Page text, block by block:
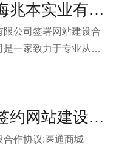
上多家中资、外资银
、会计师事务所、律
期战略合作关系；作
桥梁，为客户甄选出
优天建站正式与上海兆本实业有限公司签署网站建设合作协议
公司签署网站建设合
一家致力于专业从事
已成为华东地区健身
设备、模拟高尔夫及本公司与医通商城签约网站建设合作协议
合作协议:医通商城